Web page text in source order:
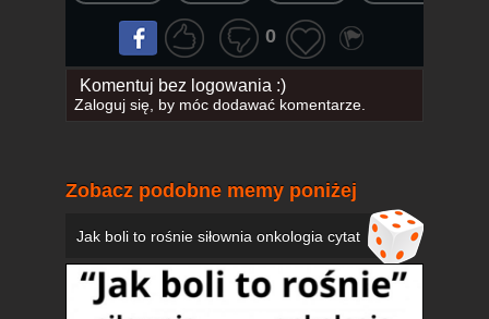
0
Komentuj bez logowania :)
Zaloguj się, by móc dodawać komentarze.
Zobacz podobne memy poniżej
Jak boli to rośnie siłownia onkologia cytat